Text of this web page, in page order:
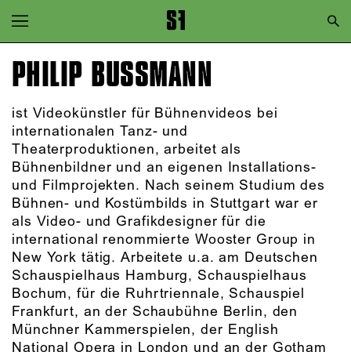
Zur Hauptnavigation springen
Zum Hauptinhalt springen
PHILIP BUSSMANN
ist Videokünstler für Bühnenvideos bei
internationalen Tanz- und
Theaterproduktionen, arbeitet als
Bühnenbildner und an eigenen Installations-
und Filmprojekten. Nach seinem Studium des
Bühnen- und Kostümbilds in Stuttgart war er
als Video- und Grafikdesigner für die
international renommierte Wooster Group in
New York tätig. Arbeitete u.a. am Deutschen
Schauspielhaus Hamburg, Schauspielhaus
Bochum, für die Ruhrtriennale, Schauspiel
Frankfurt, an der Schaubühne Berlin, den
Münchner Kammerspielen, der English
National Opera in London und an der Gotham